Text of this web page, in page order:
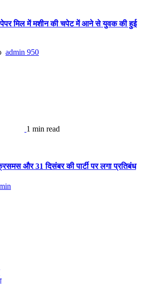
मिल में मशीन की चपेट में आने से युवक की हुई
admin 950
1 min read
और 31 दिसंबर की पार्टी पर लगा प्रतिबंध